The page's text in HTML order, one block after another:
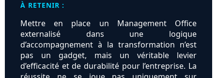
À RETENIR :
Mettre en place un Management Office
externalisé dans une logique
d’accompagnement à la transformation n’est
pas un gadget, mais un véritable levier
d’efficacité et de durabilité pour l’entreprise. La